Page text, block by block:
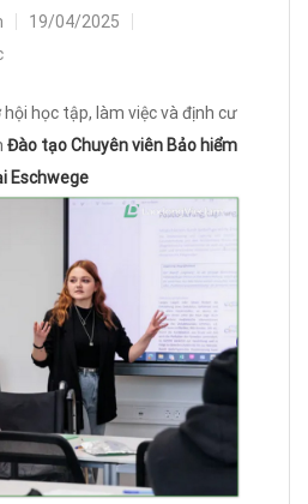
19/04/2025
học tập, làm việc và định cư
Đào tạo Chuyên viên Bảo hiểm
Eschwege